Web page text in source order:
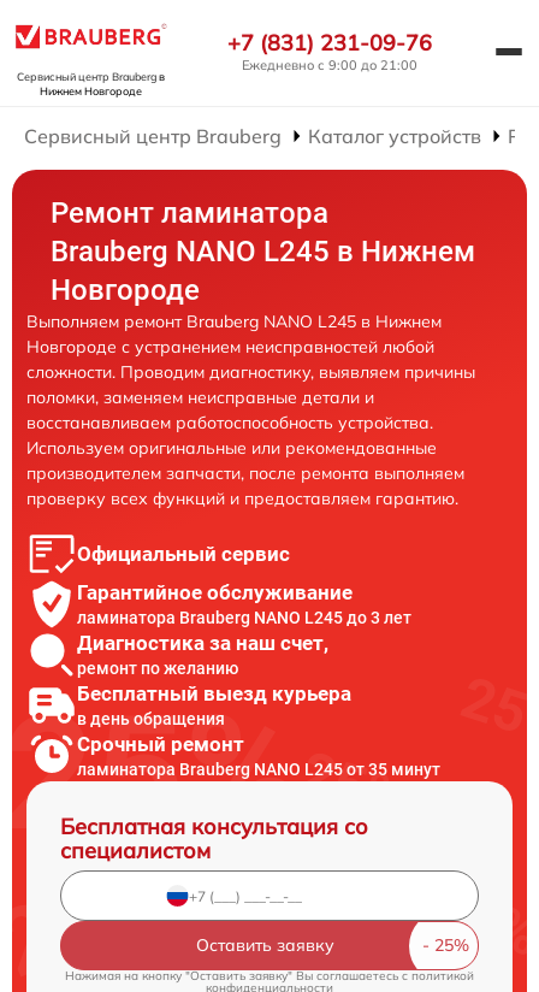
Сервисный центр Braubergв
Нижнем Новгороде
+7 (831) 231-09-76
Ежедневно с 9:00 до 21:00
Сервисный центр Brauberg Каталог устройств
Ремонт ламинатора
Brauberg NANO L245 в Нижнем
Новгороде
Выполняем ремонт Brauberg NANO L245 в Нижнем
Новгороде с устранением неисправностей любой
сложности. Проводим диагностику, выявляем причины
поломки, заменяем неисправные детали и
восстанавливаем работоспособность устройства.
Используем оригинальные или рекомендованные
производителем запчасти, после ремонта выполняем
проверку всех функций и предоставляем гарантию.
Официальный сервис
Гарантийное обслуживание
ламинатора Brauberg NANO L245 до 3 лет
Диагностика за наш счет,
ремонт по желанию
Бесплатный выезд курьера
в день обращения
Срочный ремонт
ламинатора Brauberg NANO L245 от 35 минут
Бесплатная консультация со
специалистом
Оставить заявку
Нажимая на кнопку "Оставить заявку" Вы соглашаетесь c политикой
конфиденциальности